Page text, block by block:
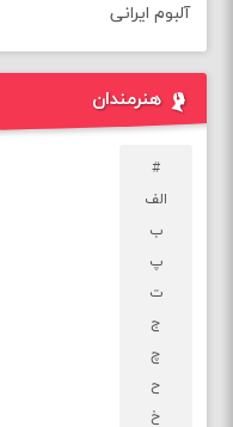
آلبوم ایرانی
هنرمندان
#
الف
ب
پ
ت
ج
چ
ح
خ